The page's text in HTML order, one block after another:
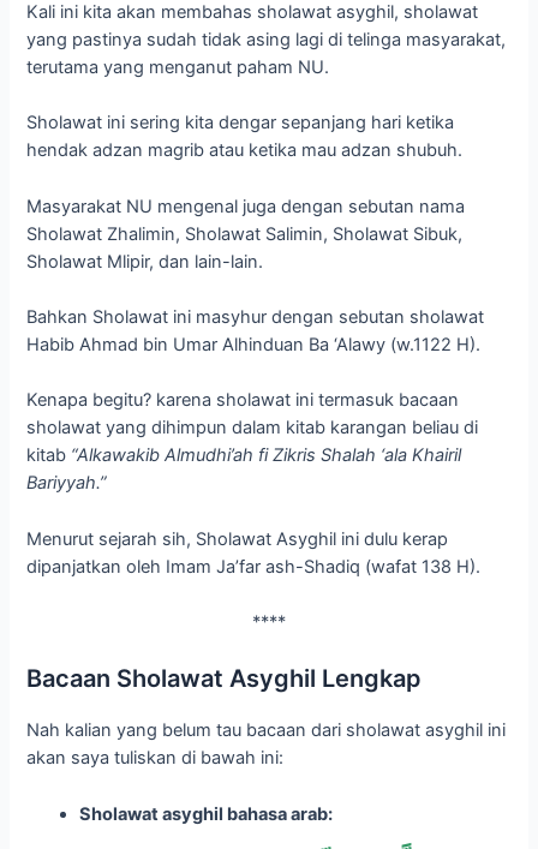
Kali ini kita akan membahas sholawat asyghil, sholawat
yang pastinya sudah tidak asing lagi di telinga masyarakat,
terutama yang menganut paham NU.
Sholawat ini sering kita dengar sepanjang hari ketika
hendak adzan magrib atau ketika mau adzan shubuh.
Masyarakat NU mengenal juga dengan sebutan nama
Sholawat Zhalimin, Sholawat Salimin, Sholawat Sibuk,
Sholawat Mlipir, dan lain-lain.
Bahkan Sholawat ini masyhur dengan sebutan sholawat
Habib Ahmad bin Umar Alhinduan Ba ‘Alawy (w.1122 H).
Kenapa begitu? karena sholawat ini termasuk bacaan
sholawat yang dihimpun dalam kitab karangan beliau di
kitab “Alkawakib Almudhi’ah fi Zikris Shalah ‘ala Khairil
Bariyyah.”
Menurut sejarah sih, Sholawat Asyghil ini dulu kerap
dipanjatkan oleh Imam Ja’far ash-Shadiq (wafat 138 H).
****
Bacaan Sholawat Asyghil Lengkap
Nah kalian yang belum tau bacaan dari sholawat asyghil ini
akan saya tuliskan di bawah ini:
Sholawat asyghil bahasa arab: